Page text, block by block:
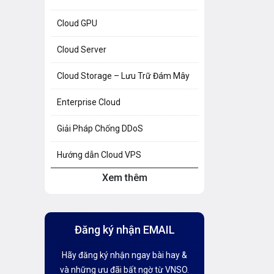
Cloud GPU
Cloud Server
Cloud Storage – Lưu Trữ Đám Mây
Enterprise Cloud
Giải Pháp Chống DDoS
Hướng dẫn Cloud VPS
Hướng dẫn Hosting
Hướng dẫn Tên miền
Kiến thức AI
Xem thêm
Đăng ký nhận EMAIL
Hãy đăng ký nhận ngay bài hay &
và những ưu đãi bất ngờ từ VNSO.